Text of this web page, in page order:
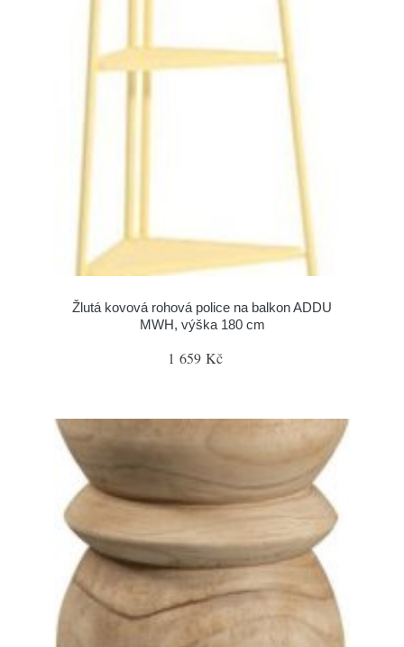
Žlutá kovová rohová police na balkon ADDU
MWH, výška 180 cm
1 659 Kč